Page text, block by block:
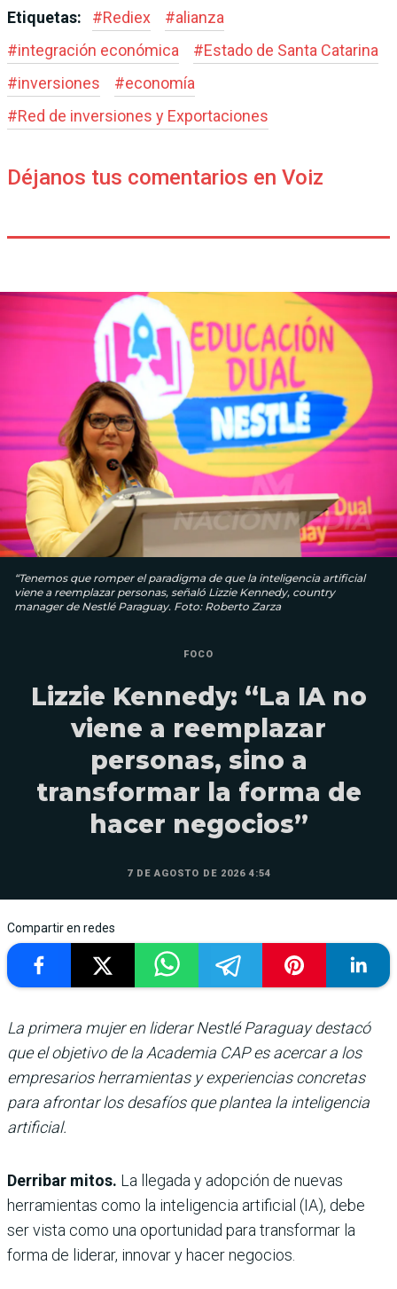
Etiquetas: #Rediex #alianza
#integración económica #Estado de Santa Catarina
#inversiones #economía
#Red de inversiones y Exportaciones
Déjanos tus comentarios en Voiz
“Tenemos que romper el paradigma de que la inteligencia artificial
viene a reemplazar personas, señaló Lizzie Kennedy, country
manager de Nestlé Paraguay. Foto: Roberto Zarza
FOCO
Lizzie Kennedy: “La IA no
viene a reemplazar
personas, sino a
transformar la forma de
hacer negocios”
7 DE AGOSTO DE 2026 4:54
Compartir en redes
La primera mujer en liderar Nestlé Paraguay destacó
que el objetivo de la Academia CAP es acercar a los
empresarios herramientas y experiencias concretas
para afrontar los desafíos que plantea la inteligencia
artificial.
Derribar mitos. La llegada y adopción de nuevas
herramientas como la inteligencia artificial (IA), debe
ser vista como una oportunidad para transformar la
forma de liderar, innovar y hacer negocios.